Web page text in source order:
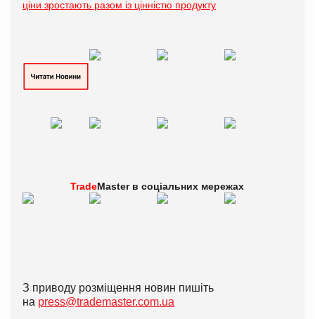
ціни зростають разом із цінністю продукту
TradeMaster в соціальних мережах
З приводу розміщення новин пишіть
на press@trademaster.com.ua